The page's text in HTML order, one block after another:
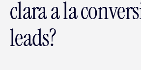
clara a la
leads?